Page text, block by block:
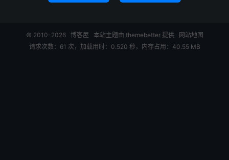
© 2010-2026 博客屋 本站主题由 themebetter提供
网站地图
请求次数：61 次，加载用时：0.520 秒，内存占用：40.55 MB